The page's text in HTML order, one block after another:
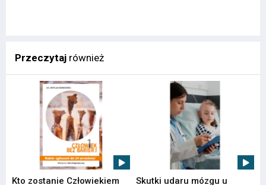
Przeczytaj również
Kto zostanie Człowiekiem
Skutki udaru mózgu u